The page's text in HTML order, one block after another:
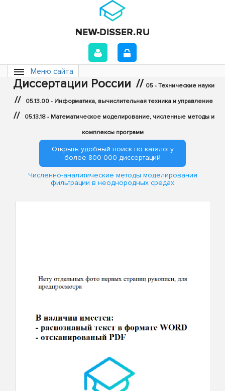
Меню сайта
Диссертации России // 05 - Технические науки
// 05.13.00 - Информатика, вычислительная техника и управление
// 05.13.18 - Математическое моделирование, численные методы и
комплексы программ
Открыть удобный поиск по каталогу
более 800 000 диссертаций
Численно-аналитические методы моделирования
фильтрации в неоднородных средах